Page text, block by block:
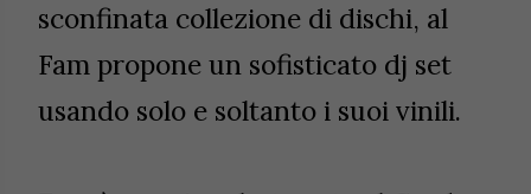
sconfinata collezione di dischi, al
Fam propone un sofisticato dj set
usando solo e soltanto i suoi vinili.